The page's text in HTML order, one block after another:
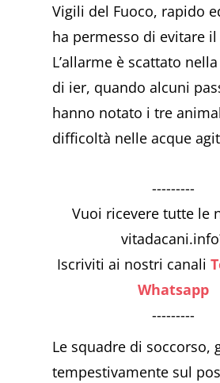
Vigili del Fuoco, rapido
ha permesso di evitare
L’allarme è scattato
di ier, quando alcuni
hanno notato i tre
difficoltà nelle acque
---------
Vuoi ricevere tutte le
Iscriviti ai nostri canali
Whatsapp
---------
Le squadre di soccorso,
tempestivamente sul